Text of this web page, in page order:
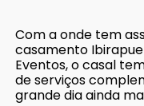
Com a onde tem
casamento
Eventos, o casal
de serviços
grande dia ainda